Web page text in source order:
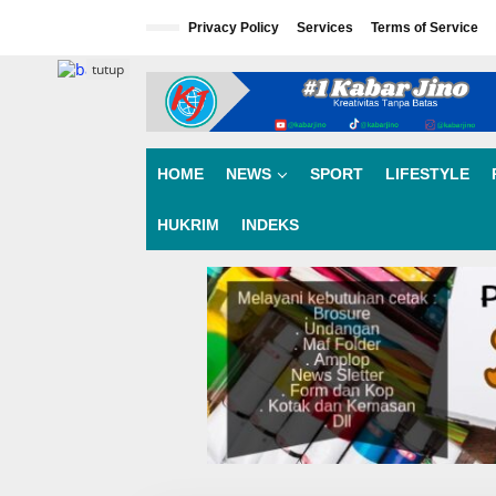
Privacy Policy Services Terms of Service
HOME NEWS SPORT LIFESTYLE
HUKRIM INDEKS
tutup